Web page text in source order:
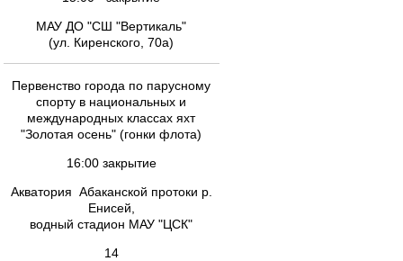
МАУ ДО "СШ "Вертикаль"
(ул. Киренского, 70а)
Первенство города по парусному
спорту в национальных и
международных классах яхт
"Золотая осень" (гонки флота)
16:00 закрытие
Акватория Абаканской протоки р.
Енисей,
водный стадион МАУ "ЦСК"
14